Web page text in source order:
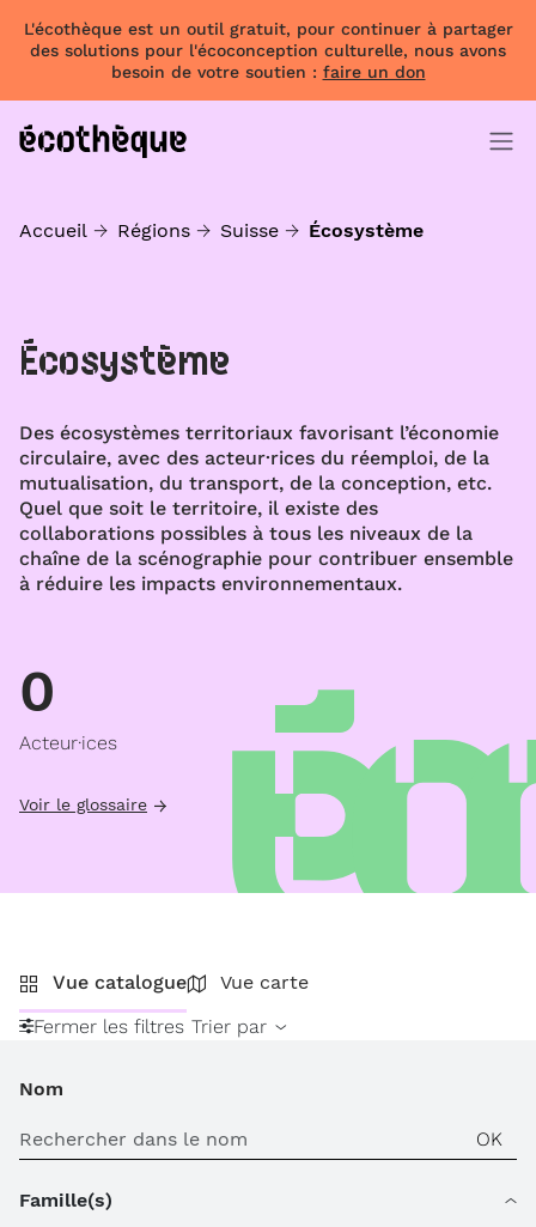
L'écothèque est un outil gratuit, pour continuer à partager
des solutions pour l'écoconception culturelle, nous avons
besoin de votre soutien : faire un don
Accueil Régions Suisse Écosystème
Écosystème
Des écosystèmes territoriaux favorisant l’économie
circulaire, avec des acteur·rices du réemploi, de la
mutualisation, du transport, de la conception, etc.
Quel que soit le territoire, il existe des
collaborations possibles à tous les niveaux de la
chaîne de la scénographie pour contribuer ensemble
à réduire les impacts environnementaux.
0
Acteur·ices
Voir le glossaire
Vue catalogue
Vue carte
Fermer les filtres Trier par
Nom
Famille(s)